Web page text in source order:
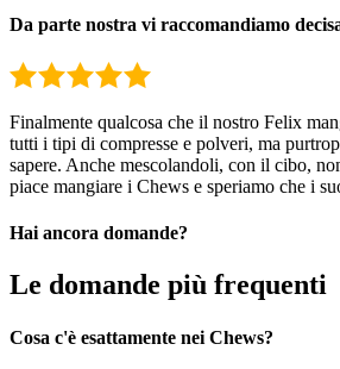
Da parte nostra vi raccomandiamo
Finalmente qualcosa che il nostro Felix
tutti i tipi di compresse e polveri, ma
sapere. Anche mescolandoli, con il cibo,
piace mangiare i Chews e speriamo che i
Hai ancora domande?
Le domande più frequenti
Cosa c'è esattamente nei Chews?